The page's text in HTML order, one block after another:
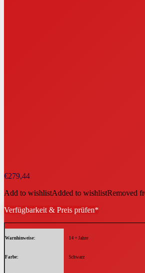
€279,44
Add to wishlistAdded to wishlistRemoved
Verfügbarkeit & Preis prüfen*
Warnhinweise 14 + Jahre
Farbe Schwarz